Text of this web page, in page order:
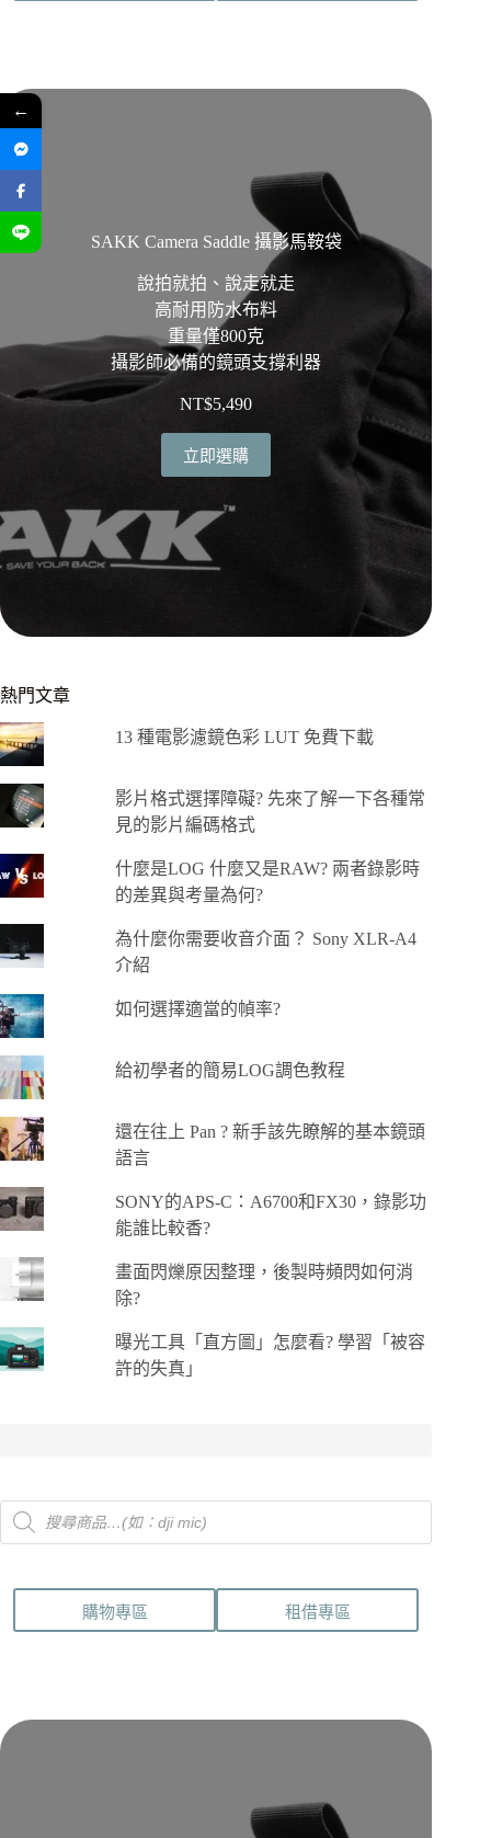
SAKK Camera Saddle 攝影馬鞍袋
說拍就拍、說走就走
高耐用防水布料
重量僅800克
攝影師必備的鏡頭支撐利器
NT$5,490
立即選購
熱門文章
13 種電影濾鏡色彩 LUT 免費下載
影片格式選擇障礙? 先來了解一下各種常
見的影片編碼格式
什麼是LOG 什麼又是RAW? 兩者錄影時
的差異與考量為何?
為什麼你需要收音介面？ Sony XLR-A4
介紹
如何選擇適當的幀率?
給初學者的簡易LOG調色教程
還在往上 Pan ? 新手該先瞭解的基本鏡頭
語言
SONY的APS-C：A6700和FX30，錄影功
能誰比較香?
畫面閃爍原因整理，後製時頻閃如何消
除?
曝光工具「直方圖」怎麼看? 學習「被容
許的失真」
Products
search
購物專區 租借專區
←